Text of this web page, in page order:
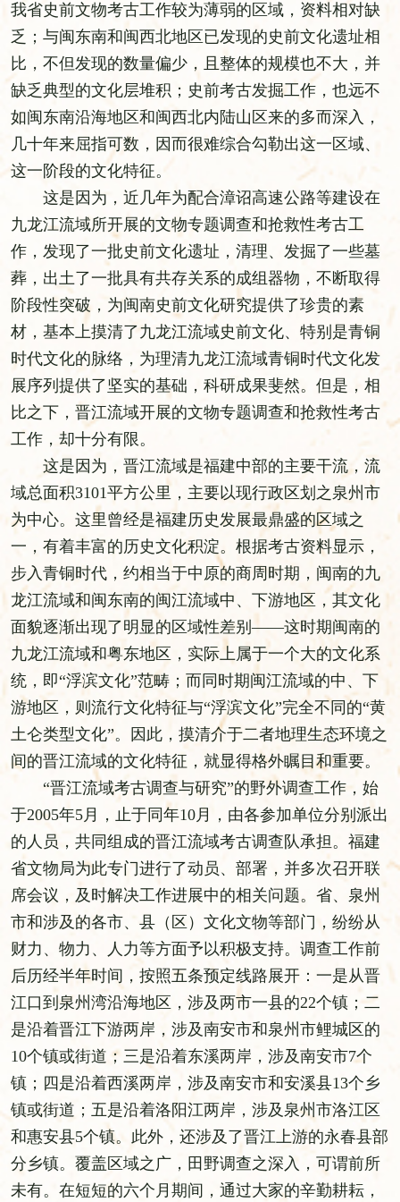
我省史前文物考古工作较为薄弱的区域，资料相对缺
乏；与闽东南和闽西北地区已发现的史前文化遗址相
比，不但发现的数量偏少，且整体的规模也不大，并
缺乏典型的文化层堆积；史前考古发掘工作，也远不
如闽东南沿海地区和闽西北内陆山区来的多而深入，
几十年来屈指可数，因而很难综合勾勒出这一区域、
这一阶段的文化特征。
这是因为，近几年为配合漳诏高速公路等建设在
九龙江流域所开展的文物专题调查和抢救性考古工
作，发现了一批史前文化遗址，清理、发掘了一些墓
葬，出土了一批具有共存关系的成组器物，不断取得
阶段性突破，为闽南史前文化研究提供了珍贵的素
材，基本上摸清了九龙江流域史前文化、特别是青铜
时代文化的脉络，为理清九龙江流域青铜时代文化发
展序列提供了坚实的基础，科研成果斐然。但是，相
比之下，晋江流域开展的文物专题调查和抢救性考古
工作，却十分有限。
这是因为，晋江流域是福建中部的主要干流，流
域总面积3101平方公里，主要以现行政区划之泉州市
为中心。这里曾经是福建历史发展最鼎盛的区域之
一，有着丰富的历史文化积淀。根据考古资料显示，
步入青铜时代，约相当于中原的商周时期，闽南的九
龙江流域和闽东南的闽江流域中、下游地区，其文化
面貌逐渐出现了明显的区域性差别——这时期闽南的
九龙江流域和粤东地区，实际上属于一个大的文化系
统，即“浮滨文化”范畴；而同时期闽江流域的中、下
游地区，则流行文化特征与“浮滨文化”完全不同的“黄
土仑类型文化”。因此，摸清介于二者地理生态环境之
间的晋江流域的文化特征，就显得格外瞩目和重要。
“晋江流域考古调查与研究”的野外调查工作，始
于2005年5月，止于同年10月，由各参加单位分别派出
的人员，共同组成的晋江流域考古调查队承担。福建
省文物局为此专门进行了动员、部署，并多次召开联
席会议，及时解决工作进展中的相关问题。省、泉州
市和涉及的各市、县（区）文化文物等部门，纷纷从
财力、物力、人力等方面予以积极支持。调查工作前
后历经半年时间，按照五条预定线路展开：一是从晋
江口到泉州湾沿海地区，涉及两市一县的22个镇；二
是沿着晋江下游两岸，涉及南安市和泉州市鲤城区的
10个镇或街道；三是沿着东溪两岸，涉及南安市7个
镇；四是沿着西溪两岸，涉及南安市和安溪县13个乡
镇或街道；五是沿着洛阳江两岸，涉及泉州市洛江区
和惠安县5个镇。此外，还涉及了晋江上游的永春县部
分乡镇。覆盖区域之广，田野调查之深入，可谓前所
未有。在短短的六个月期间，通过大家的辛勤耕耘，